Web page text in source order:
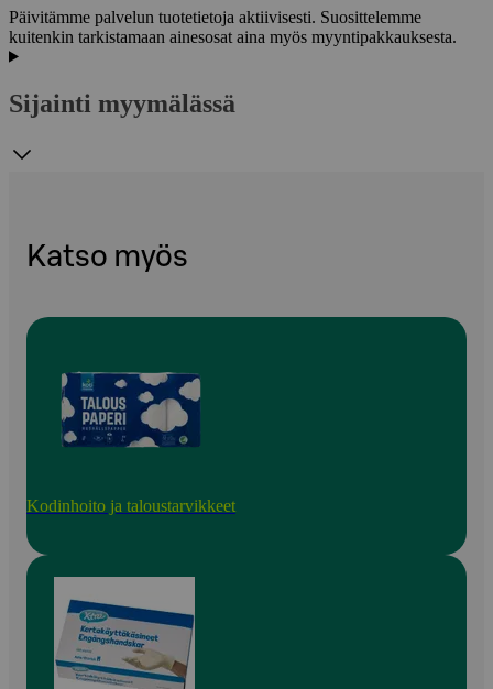
Päivitämme palvelun tuotetietoja aktiivisesti. Suosittelemme
kuitenkin tarkistamaan ainesosat aina myös myyntipakkauksesta.
Sijainti myymälässä
Katso myös
Kodinhoito ja taloustarvikkeet